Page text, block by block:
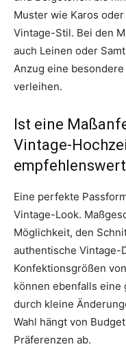
Muster wie Karos
Vintage-Stil. Bei den
auch Leinen oder
Anzug eine
verleihen.
Ist eine
Vintage-
Eine perfekte
Vintage-Look.
Möglichkeit, den
authentische Vintage-
Konfektionsgrößen
können ebenfalls eine
durch kleine
Wahl hängt von
Präferenzen ab.